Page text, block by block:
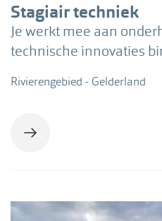
Stagiair techniek
Je werkt mee aan
technische innovaties
Rivierengebied - Gelderland